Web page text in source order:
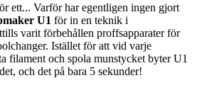
ett... Varför har egentligen ingen gjort
U1 för in en teknik i
varit förbehållen proffsapparater för
Istället för att vid varje
filament och spola munstycket byter U1
och det på bara 5 sekunder!